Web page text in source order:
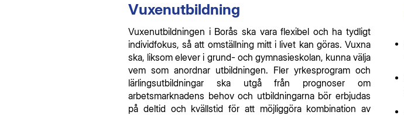
Vuxenutbildning
Vuxenutbildningen i Borås ska vara flexibel och ha tydligt
individfokus, så att omställning mitt i livet kan göras. Vuxna
ska, liksom elever i grund- och gymnasieskolan, kunna välja
vem som anordnar utbildningen. Fler yrkesprogram och
lärlingsutbildningar ska utgå från prognoser om
arbetsmarknadens behov och utbildningarna bör erbjudas
på deltid och kvällstid för att möjliggöra kombination av